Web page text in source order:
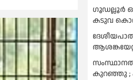
ഗൂഡല്ലൂർ
കടുവ
കുറഞ്ഞു ;